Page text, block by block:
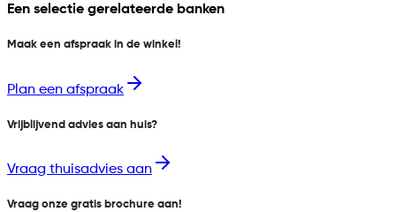
Een selectie gerelateerde banken
Maak een afspraak in de winkel!
Plan een afspraak
Vrijblijvend advies aan huis?
Vraag thuisadvies aan
Vraag onze gratis brochure aan!